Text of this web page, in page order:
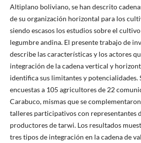
Altiplano boliviano, se han descrito
de su organización horizontal para los
siendo escasos los estudios sobre el
legumbre andina. El presente trabajo de
describe las características y los actores
integración de la cadena vertical y
identifica sus limitantes y potencialidades.
encuestas a 105 agricultores de 22
Carabuco, mismas que se
talleres participativos con representantes
productores de tarwi. Los resultados
tres tipos de integración en la cadena de